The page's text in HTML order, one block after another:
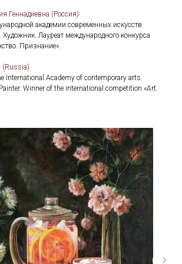
Геннадиевна (Россия)
академии современных искусств.
Лауреат международного конкурса
Признание».
(Russia)
International Academy of contemporary arts.
Winner of the international competition «Art.